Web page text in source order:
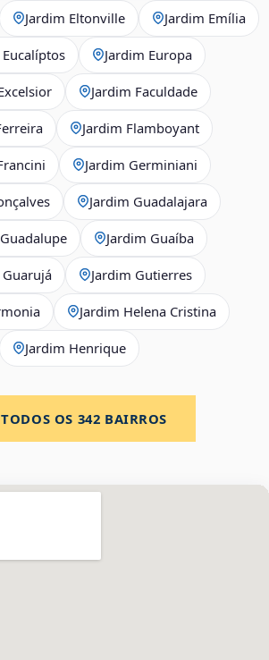
Jardim Eltonville Jardim Emília
Jardim Europa
Jardim Faculdade
Jardim Flamboyant
Jardim Germiniani
Jardim Guadalajara
Jardim Guaíba
Jardim Gutierres
Jardim Helena Cristina
Jardim Henrique
OS 342 BAIRROS